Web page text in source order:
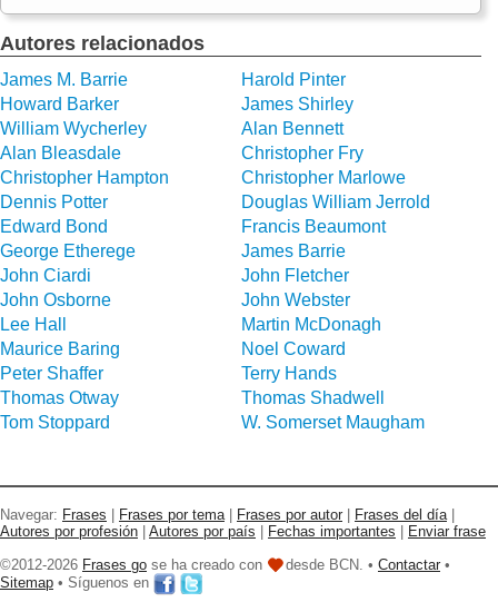
Autores relacionados
James M. Barrie
Harold Pinter
Howard Barker
James Shirley
William Wycherley
Alan Bennett
Alan Bleasdale
Christopher Fry
Christopher Hampton
Christopher Marlowe
Dennis Potter
Douglas William Jerrold
Edward Bond
Francis Beaumont
George Etherege
James Barrie
John Ciardi
John Fletcher
John Osborne
John Webster
Lee Hall
Martin McDonagh
Maurice Baring
Noel Coward
Peter Shaffer
Terry Hands
Thomas Otway
Thomas Shadwell
Tom Stoppard
W. Somerset Maugham
Navegar: Frases | Frases por tema | Frases por autor | Frases del día |
Autores por profesión | Autores por país | Fechas importantes | Enviar frase
©2012-2026 Frases go se ha creado con desde BCN. • Contactar •
Sitemap • Síguenos en